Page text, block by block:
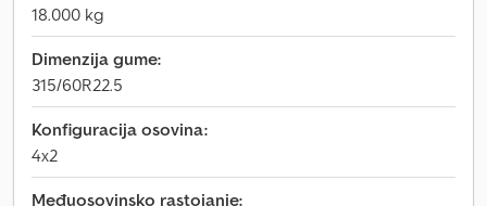
18.000 kg
Dimenzija gume:
315/60R22.5
Konfiguracija osovina:
4x2
Međuosovinsko rastojanje: